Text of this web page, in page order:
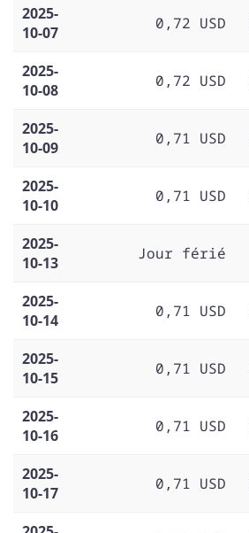
2025-
10-07
0,72 USD
2025-
10-08
0,72 USD
2025-
10-09
0,71 USD
2025-
10-10
0,71 USD
2025-
10-13
Jour férié
2025-
10-14
0,71 USD
2025-
10-15
0,71 USD
2025-
10-16
0,71 USD
2025-
10-17
0,71 USD